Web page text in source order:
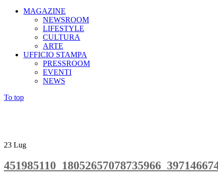
MAGAZINE
NEWSROOM
LIFESTYLE
CULTURA
ARTE
UFFICIO STAMPA
PRESSROOM
EVENTI
NEWS
To top
23 Lug